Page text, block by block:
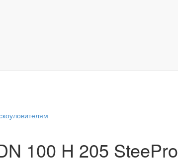
100 H 205 SteePro